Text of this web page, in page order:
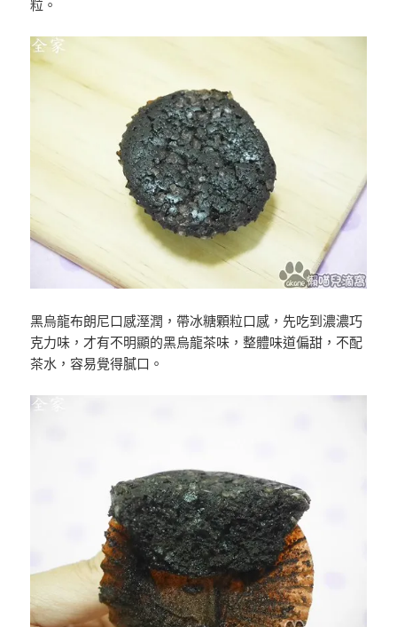
粒。
黑烏龍布朗尼口感溼潤，帶冰糖顆粒口感，先吃到濃濃巧
克力味，才有不明顯的黑烏龍茶味，整體味道偏甜，不配
茶水，容易覺得膩口。